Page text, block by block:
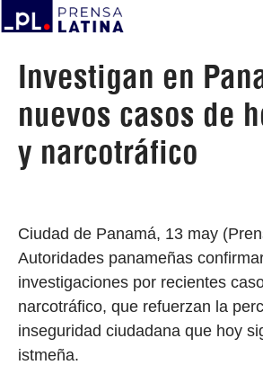
Investigan en
nuevos casos de
y narcotráfico
Ciudad de Panamá, 13 may
Autoridades panameñas
investigaciones por recientes
narcotráfico, que refuerzan la
inseguridad ciudadana que hoy
istmeña.